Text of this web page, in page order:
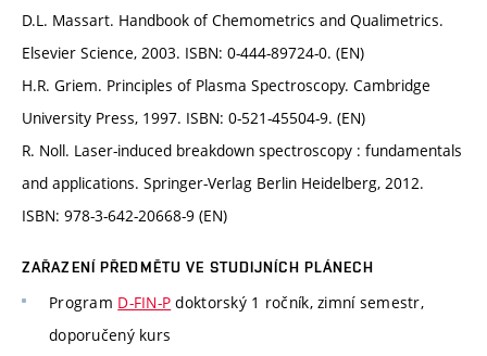
D.L. Massart. Handbook of Chemometrics and Qualimetrics.
Elsevier Science, 2003. ISBN: 0-444-89724-0. (EN)
H.R. Griem. Principles of Plasma Spectroscopy. Cambridge
University Press, 1997. ISBN: 0-521-45504-9. (EN)
R. Noll. Laser-induced breakdown spectroscopy : fundamentals
and applications. Springer-Verlag Berlin Heidelberg, 2012.
ISBN: 978-3-642-20668-9 (EN)
ZAŘAZENÍ PŘEDMĚTU VE STUDIJNÍCH PLÁNECH
Program D-FIN-P doktorský 1 ročník, zimní semestr,
doporučený kurs